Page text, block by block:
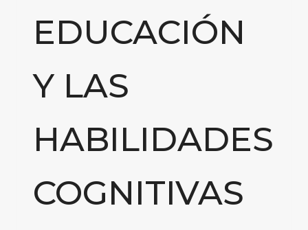
EDUCACIÓN
Y LAS
HABILIDADES
COGNITIVAS